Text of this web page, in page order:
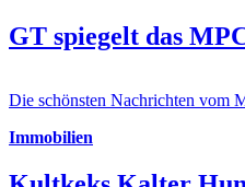
GT spiegelt das
Die schönsten Nachrichten vom
Immobilien